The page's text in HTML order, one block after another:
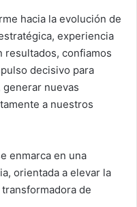
hacia la evolución de
experiencia
resultados, confiamos
decisivo para
nuevas
a nuestros
enmarca en una
orientada a elevar la
de